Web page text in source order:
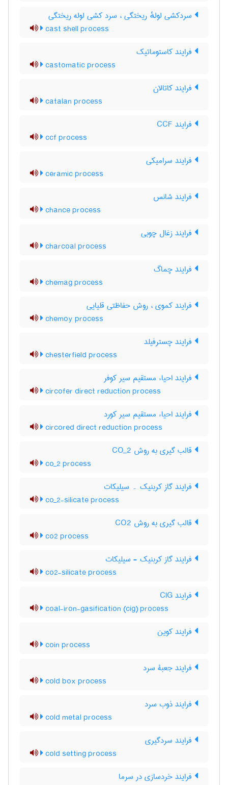
سردکشی لولهٔ ریختگی ، سرد کشی لوله ریختگی
cast shell process
فرایند کاستوماتیک
castomatic process
فرایند کاتالان
catalan process
فرایند CCF
ccf process
فرایند سرامیکی
ceramic process
فرایند شانس
chance process
فرایند زغال چوبی
charcoal process
فرایند چماگ
chemag process
فرایند کموی ، روش حفاظتی قلیایی
chemoy process
فرایند چسترفیلد
chesterfield process
فرایند احیاء مستقیم سیر کوفر
circofer direct reduction process
فرایند احیاء مستقیم سیر کورد
circored direct reduction process
قالب گیری به روش CO_2
co_2 process
فرایند گاز کربنیک ۔ سیلیکات
co_2-silicate process
قالب گیری به روش CO2
co2 process
فرایند گاز کربنیک - سیلیکات
co2-silicate process
فرایند CIG
coal-iron-gasification (cig) process
فرایند کوین
coin process
فرایند جعبۀ سرد
cold box process
فرایند ذوب سرد
cold metal process
فرایند سردگیری
cold setting process
فرایند خردسازی در سرما